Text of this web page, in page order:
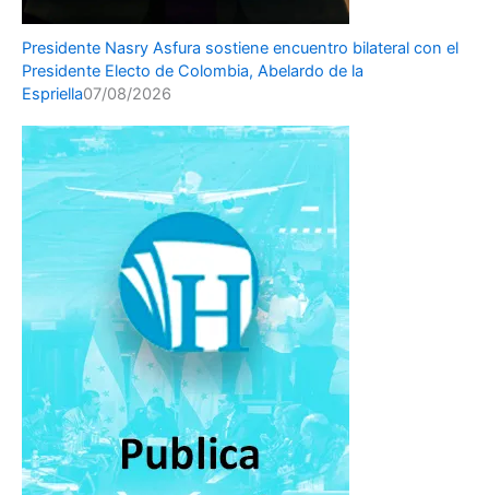
Presidente Nasry Asfura sostiene encuentro bilateral con el
Presidente Electo de Colombia, Abelardo de la
Espriella07/08/2026